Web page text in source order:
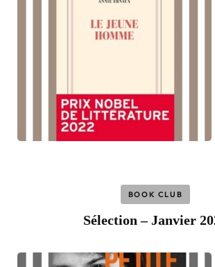
BOOK CLUB
Sélection – Janvier